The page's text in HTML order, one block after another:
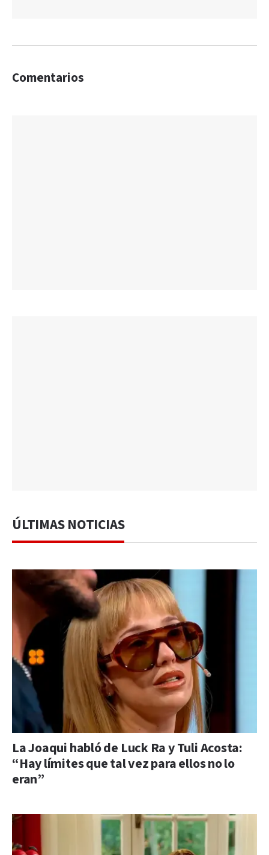
Comentarios
ÚLTIMAS NOTICIAS
La Joaqui habló de Luck Ra y Tuli Acosta:
“Hay límites que tal vez para ellos no lo
eran”